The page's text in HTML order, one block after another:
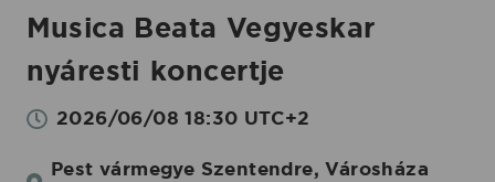
Musica Beata Vegyeskar
nyáresti koncertje
2026/06/08 18:30 UTC+2
Pest vármegye Szentendre, Városháza